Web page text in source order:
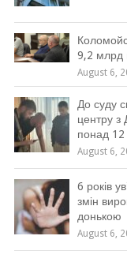
9,2 млрд
August 6,
До суду
центру з
понад
August 6,
6 років
змін
донькою
August 6,